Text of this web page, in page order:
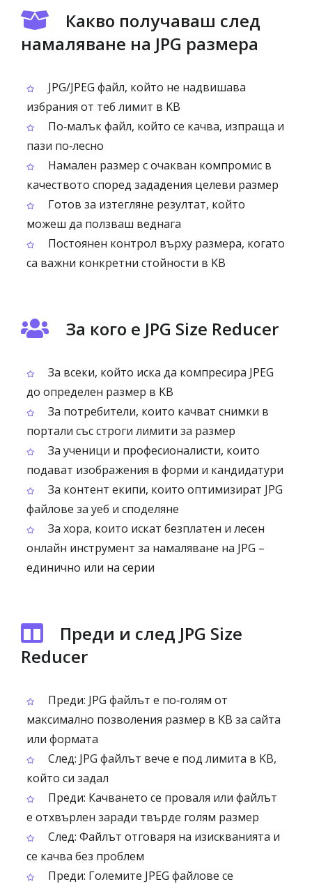
Какво получаваш след
намаляване на JPG размера
JPG/JPEG файл, който не надвишава
избрания от теб лимит в KB
По‑малък файл, който се качва, изпраща и
пази по‑лесно
Намален размер с очакван компромис в
качеството според зададения целеви размер
Готов за изтегляне резултат, който
можеш да ползваш веднага
Постоянен контрол върху размера, когато
са важни конкретни стойности в KB
За кого е JPG Size Reducer
За всеки, който иска да компресира JPEG
до определен размер в KB
За потребители, които качват снимки в
портали със строги лимити за размер
За ученици и професионалисти, които
подават изображения в форми и кандидатури
За контент екипи, които оптимизират JPG
файлове за уеб и споделяне
За хора, които искат безплатен и лесен
онлайн инструмент за намаляване на JPG –
единично или на серии
Преди и след JPG Size
Reducer
Преди: JPG файлът е по‑голям от
максимално позволения размер в KB за сайта
или формата
След: JPG файлът вече е под лимита в KB,
който си задал
Преди: Качването се проваля или файлът
е отхвърлен заради твърде голям размер
След: Файлът отговаря на изискванията и
се качва без проблем
Преди: Големите JPEG файлове се